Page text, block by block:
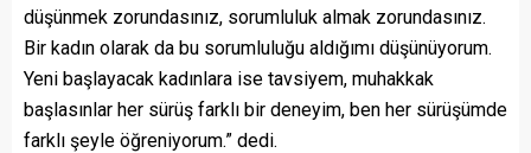
düşünmek zorundasınız, sorumluluk almak zorundasınız.
Bir kadın olarak da bu sorumluluğu aldığımı düşünüyorum.
Yeni başlayacak kadınlara ise tavsiyem, muhakkak
başlasınlar her sürüş farklı bir deneyim, ben her sürüşümde
farklı şeyle öğreniyorum.” dedi.